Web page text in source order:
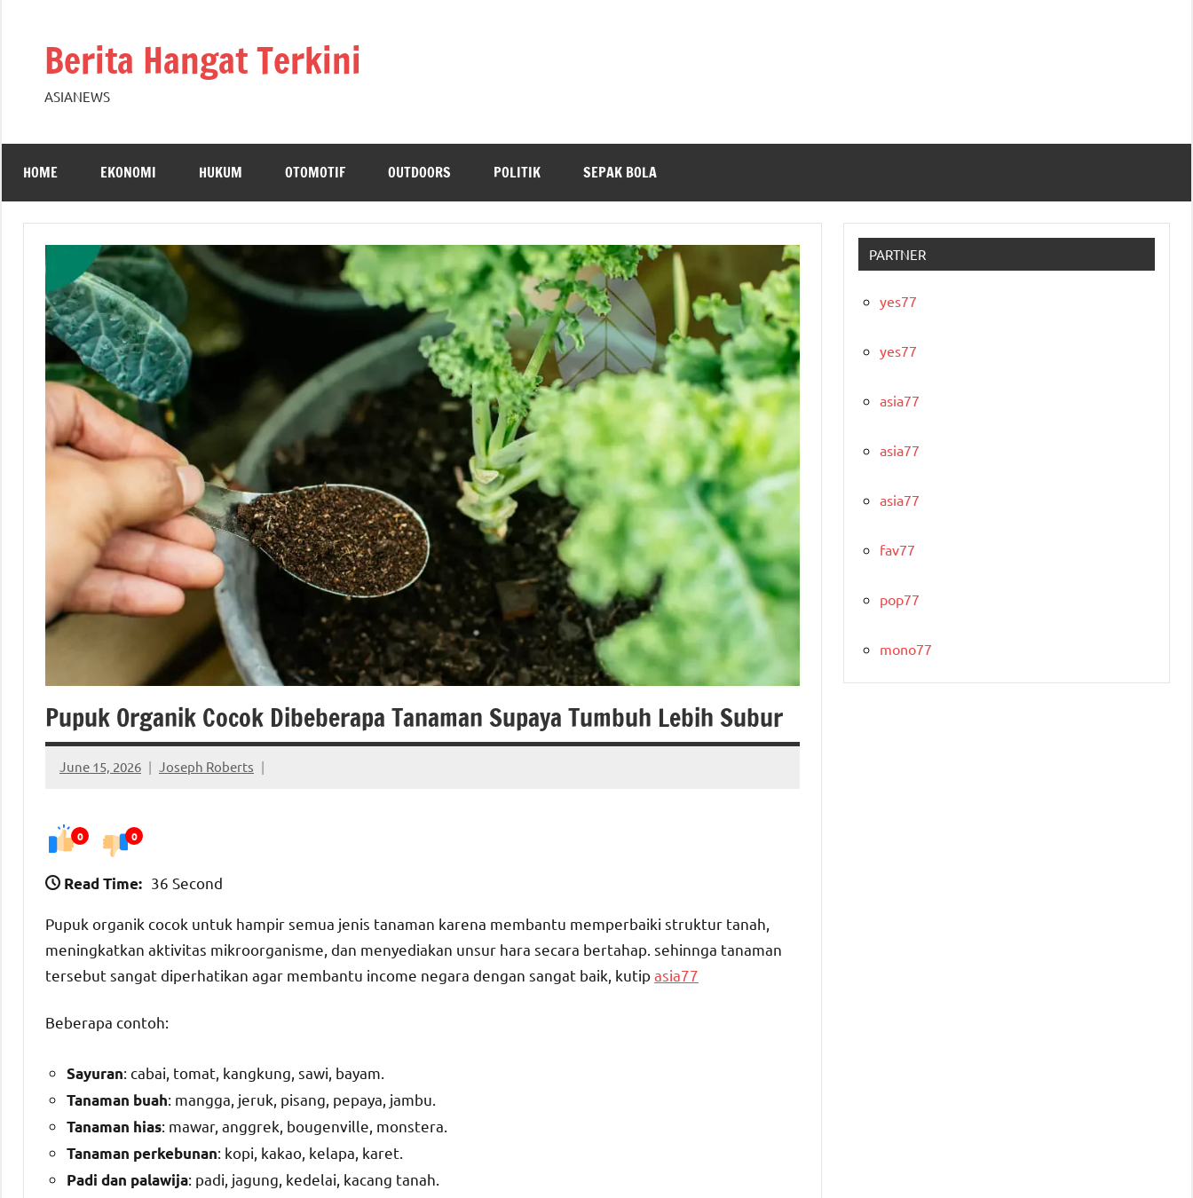
Berita Hangat Terkini
ASIANEWS
HOME EKONOMI HUKUM OTOMOTIF OUTDOORS POLITIK SEPAK BOLA
Pupuk Organik Cocok Dibeberapa Tanaman Supaya Tumbuh Lebih Subur
June 15, 2026 Joseph Roberts
0 0
Read Time: 36 Second
Pupuk organik cocok untuk hampir semua jenis tanaman karena membantu memperbaiki struktur tanah,
meningkatkan aktivitas mikroorganisme, dan menyediakan unsur hara secara bertahap. sehinnga tanaman
tersebut sangat diperhatikan agar membantu income negara dengan sangat baik, kutipasia77
Beberapa contoh:
Sayuran: cabai, tomat, kangkung, sawi, bayam.
Tanaman buah: mangga, jeruk, pisang, pepaya, jambu.
Tanaman hias: mawar, anggrek, bougenville, monstera.
Tanaman perkebunan: kopi, kakao, kelapa, karet.
Padi dan palawija: padi, jagung, kedelai, kacang tanah.
PARTNER
yes77
yes77
asia77
asia77
asia77
fav77
pop77
mono77